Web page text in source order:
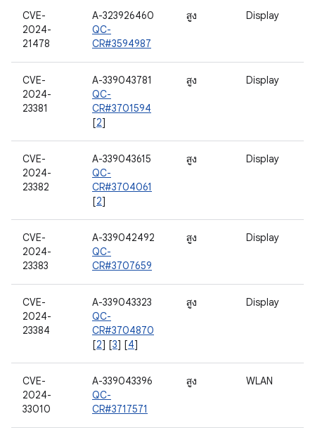
CVE-
2024-
21478
A-323926460
QC-
CR#3594987
สูง Display
CVE-
2024-
23381
A-339043781
QC-
CR#3701594
[2]
สูง Display
CVE-
2024-
23382
A-339043615
QC-
CR#3704061
[2]
สูง Display
CVE-
2024-
23383
A-339042492
QC-
CR#3707659
สูง Display
CVE-
2024-
23384
A-339043323
QC-
CR#3704870
[2] [3] [4]
สูง Display
CVE-
2024-
33010
A-339043396
QC-
CR#3717571
สูง WLAN